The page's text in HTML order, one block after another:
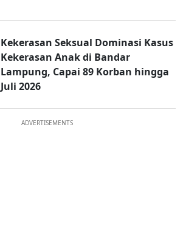
Kekerasan Seksual Dominasi Kasus
Kekerasan Anak di Bandar
Lampung, Capai 89 Korban hingga
Juli 2026
ADVERTISEMENTS